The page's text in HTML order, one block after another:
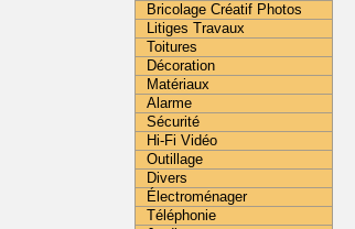
Bricolage Créatif Photos
Litiges Travaux
Toitures
Décoration
Matériaux
Alarme
Sécurité
Hi-Fi Vidéo
Outillage
Divers
Électroménager
Téléphonie